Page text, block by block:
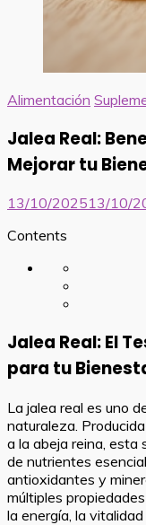
Alimentación
Jalea Real:
Mejorar tu
13/10/202513/10/
Contents
Jalea Real: El
para tu
La jalea real es uno
naturaleza.
a la abeja reina, esta
de nutrientes
antioxidantes y
múltiples
la energía, la